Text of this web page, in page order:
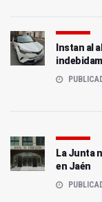
Instan al
La Junta
en Jaén